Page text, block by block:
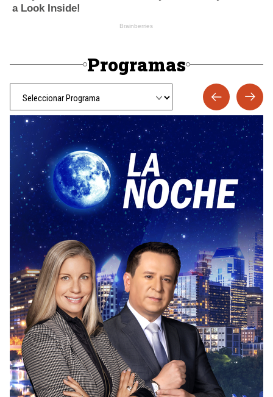
Programas